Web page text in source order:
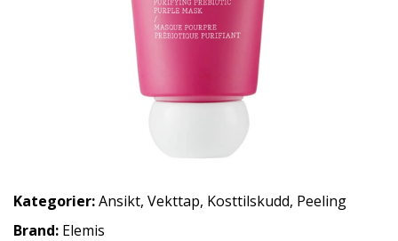
Kategorier:Ansikt, Vekttap, Kosttilskudd, Peeling
Brand: Elemis